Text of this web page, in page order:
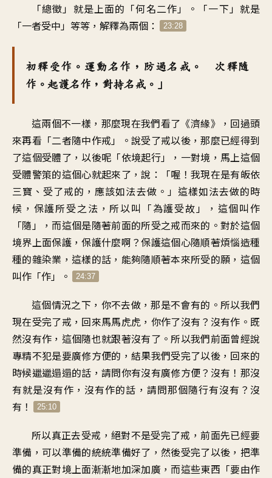
「總徵」就是上面的「何名二作」。「一下」就是
「一者受中」等等，解釋為兩個：
23:28
初釋受作。運動名作，防過名戒。 次釋隨
作。起護名作，對持名戒。」
這兩個不一樣，那麼現在我們看了《濟緣》，回過頭
來再看「二者隨中作戒」。說受了戒以後，那麼已經得到
了這個受體了，以後呢「依境起行」，一對境，馬上這個
受體警策的這個心就起來了，說：「喔！我現在是有皈依
三寶、受了戒的，應該如法去做。」這樣如法去做的時
候，保護所受之法，所以叫「為護受故」，這個叫作
「隨」，而這個是隨著前面的所受之戒而來的。對於這個
境界上面保護，保護什麼啊？保護這個心隨順著煩惱造種
種的雜染業，這樣的話，能夠隨順著本來所受的願，這個
叫作「作」。
24:37
這個情況之下，你不去做，那是不會有的。所以我們
現在受完了戒，回來馬馬虎虎，你作了沒有？沒有作。既
然沒有作，這個隨也就跟著沒有了。所以我們前面曾經說
專精不犯是要廣修方便的，結果我們受完了以後，回來的
時候邋邋遢遢的話，請問你有沒有廣修方便？沒有！那沒
有就是沒有作，沒有作的話，請問那個隨行有沒有？沒
有！
25:10
所以真正去受戒，絕對不是受完了戒，前面先已經要
準備，可以準備的統統準備好了，然後受完了以後，把準
備的真正對境上面漸漸地加深加廣，而這些東西「要由作